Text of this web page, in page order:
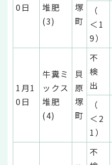
0日
堆肥
(3)
塚
町
（
＜1
9）
1月1
0日
牛糞ミ
ックス
堆肥
(4)
貝
原
塚
町
不
検
出
（
＜2
1）
不